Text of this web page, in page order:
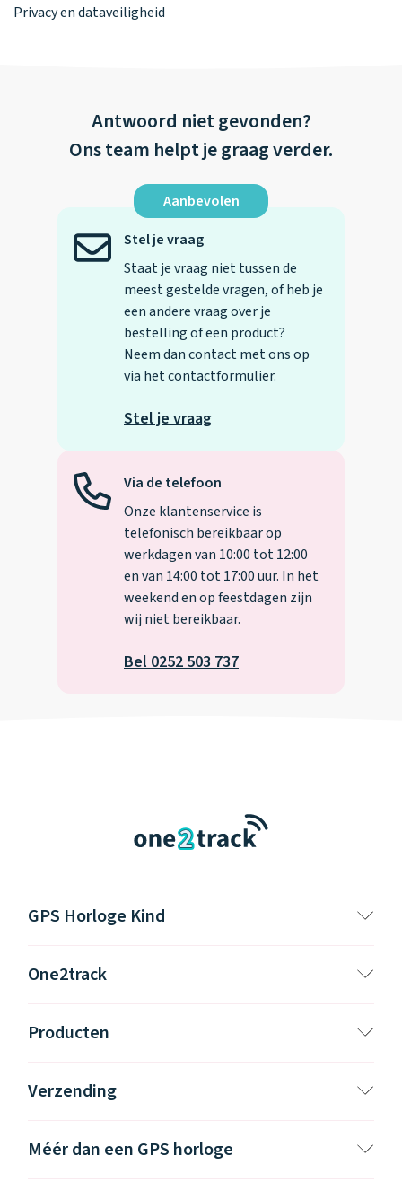
Privacy en dataveiligheid
Antwoord niet gevonden?
Ons team helpt je graag verder.
Via de telefoon
Onze klantenservice is
telefonisch bereikbaar op
werkdagen van 10:00 tot 12:00
en van 14:00 tot 17:00 uur. In het
weekend en op feestdagen zijn
wij niet bereikbaar.
Bel 0252 503 737
Aanbevolen
Stel je vraag
Staat je vraag niet tussen de
meest gestelde vragen, of heb je
een andere vraag over je
bestelling of een product?
Neem dan contact met ons op
via het contactformulier.
Stel je vraag
GPS Horloge Kind
One2track
Producten
Verzending
Méér dan een GPS horloge